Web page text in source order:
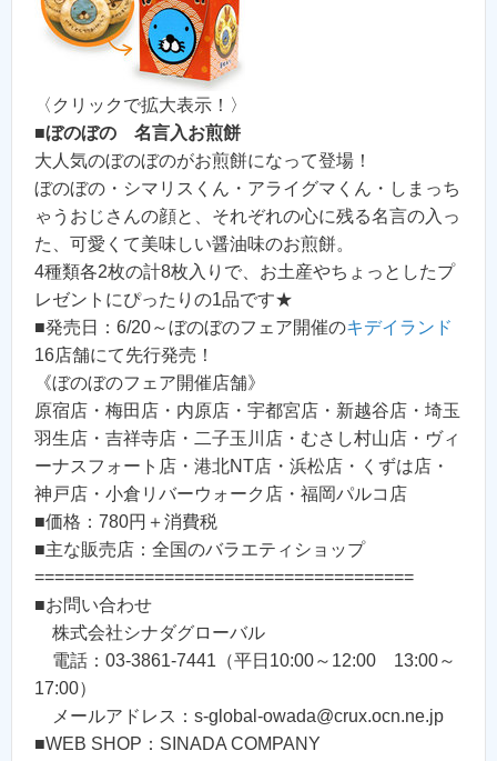
〈クリックで拡大表示！〉
■ぼのぼの 名言入お煎餅
大人気のぼのぼのがお煎餅になって登場！
ぼのぼの・シマリスくん・アライグマくん・しまっち
ゃうおじさんの顔と、それぞれの心に残る名言の入っ
た、可愛くて美味しい醤油味のお煎餅。
4種類各2枚の計8枚入りで、お土産やちょっとしたプ
レゼントにぴったりの1品です★
■発売日：6/20～ぼのぼのフェア開催のキデイランド
16店舗にて先行発売！
《ぼのぼのフェア開催店舗》
原宿店・梅田店・内原店・宇都宮店・新越谷店・埼玉
羽生店・吉祥寺店・二子玉川店・むさし村山店・ヴィ
ーナスフォート店・港北NT店・浜松店・くずは店・
神戸店・小倉リバーウォーク店・福岡パルコ店
■価格：780円＋消費税
■主な販売店：全国のバラエティショップ
======================================
■お問い合わせ
株式会社シナダグローバル
電話：03-3861-7441（平日10:00～12:00 13:00～
17:00）
メールアドレス：s-global-owada@crux.ocn.ne.jp
■WEB SHOP：SINADA COMPANY